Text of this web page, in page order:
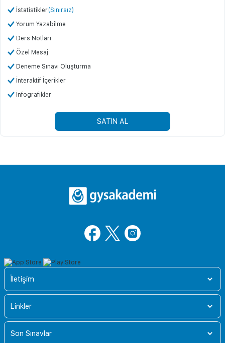
İstatistikler(Sınırsız)
Yorum Yazabilme
Ders Notları
Özel Mesaj
Deneme Sınavı Oluşturma
İnteraktif İçerikler
İnfografikler
SATIN AL
İletişim
Linkler
Son Sınavlar